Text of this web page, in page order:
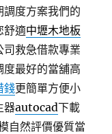
調度方案我們的
舒適中壢木地板
救急借款專業
度最好的當舖高
錢更簡單方便小
器autocad下載
自然評價優質當